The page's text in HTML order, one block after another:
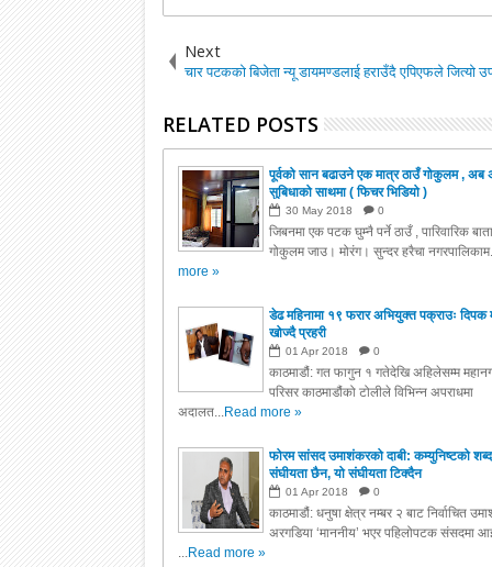
Next
चार पटकको बिजेता न्यू डायमण्डलाई हराउँदै एपिएफले जित्यो
RELATED POSTS
पूर्वको सान बढाउने एक मात्र ठाउँ गोकुलम , अब
सुबिधाको साथमा ( फिचर भिडियो )
30 May 2018 0
जिबनमा एक पटक घुम्नै पर्ने ठाउँ , पारिवारिक
गोकुलम जाउ। मोरंग। सुन्दर हरैचा
more »
डेढ महिनामा १९ फरार अभियुक्त पक्राउः दिपक
खोज्दै प्रहरी
01 Apr 2018 0
काठमाडौं: गत फागुन १ गतेदेखि अहिलेसम्म
परिसर काठमाडौंको टोलीले विभिन्न अपराधमा
अदालत...Read more »
फोरम सांसद उमाशंकरको दाबी: कम्युनिष्टको
संघीयता छैन, यो संघीयता टिक्दैन
01 Apr 2018 0
काठमाडौं: धनुषा क्षेत्र नम्बर २ बाट निर्वाचित
अरगडिया ‘माननीय’ भएर पहिलोपटक संसदमा
...Read more »